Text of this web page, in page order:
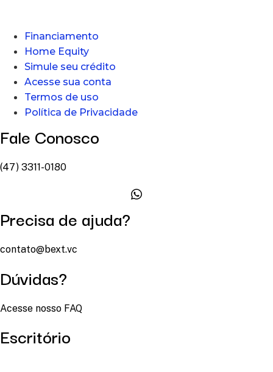
Financiamento
Home Equity
Simule seu crédito
Acesse sua conta
Termos de uso
Política de Privacidade
Fale Conosco
(47) 3311-0180
Precisa de ajuda?
contato@bext.vc
Dúvidas?
Acesse nosso FAQ
Escritório